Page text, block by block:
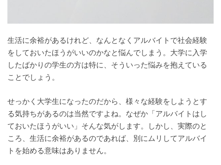
生活に余裕があるけれど、なんとなくアルバイトで社会経験
をしておいたほうがいいのかなと悩んでしまう。大学に入学
したばかりの学生の方は特に、そういった悩みを抱えている
ことでしょう。
せっかく大学生になったのだから、様々な経験をしようとす
る気持ちがあるのは当然ですよね。なぜか「アルバイトはし
ておいたほうがいい」そんな気がします。しかし、実際のと
ころ、生活に余裕があるのであれば、別にムリしてアルバイ
トを始める意味はありません。